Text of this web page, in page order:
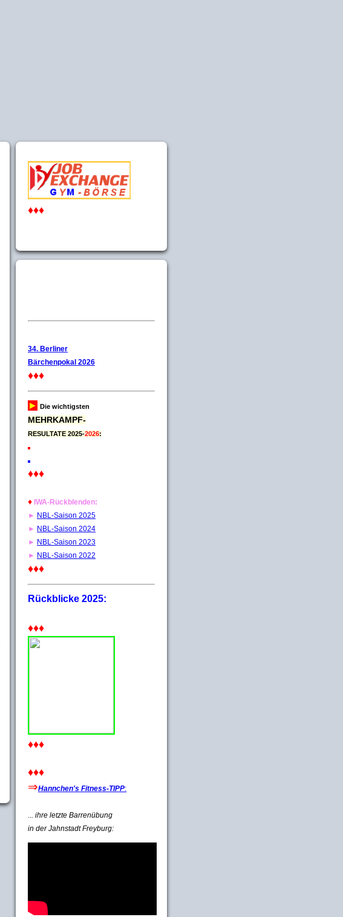
♦♦♦
34. Berliner
Bärchenpokal 2026
♦♦♦
► Die wichtigsten
MEHRKAMPF-
RESULTATE 2025-2026:
♦♦♦
♦ IWA-Rückblenden:
► NBL-Saison 2025
► NBL-Saison 2024
► NBL-Saison 2023
► NBL-Saison 2022
♦♦♦
Rückblicke 2025:
♦♦♦
♦♦♦
♦♦♦
⇒Hannchen's Fitness-TIPP:
... ihre letzte Barrenübung
in der Jahnstadt Freyburg: